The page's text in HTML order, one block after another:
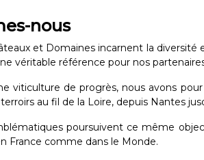
nous
et Domaines incarnent la diversité
véritable référence pour nos
viticulture de progrès, nous avons
au fil de la Loire, depuis Nantes
poursuivent ce même
France comme dans le Monde.